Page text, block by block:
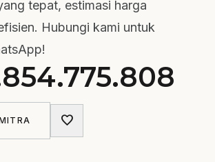
tepat, estimasi harga
Hubungi kami untuk
favorite